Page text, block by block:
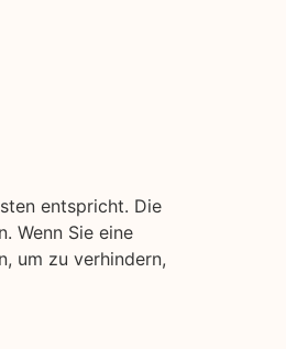
entspricht. Die
Wenn Sie eine
um zu verhindern,